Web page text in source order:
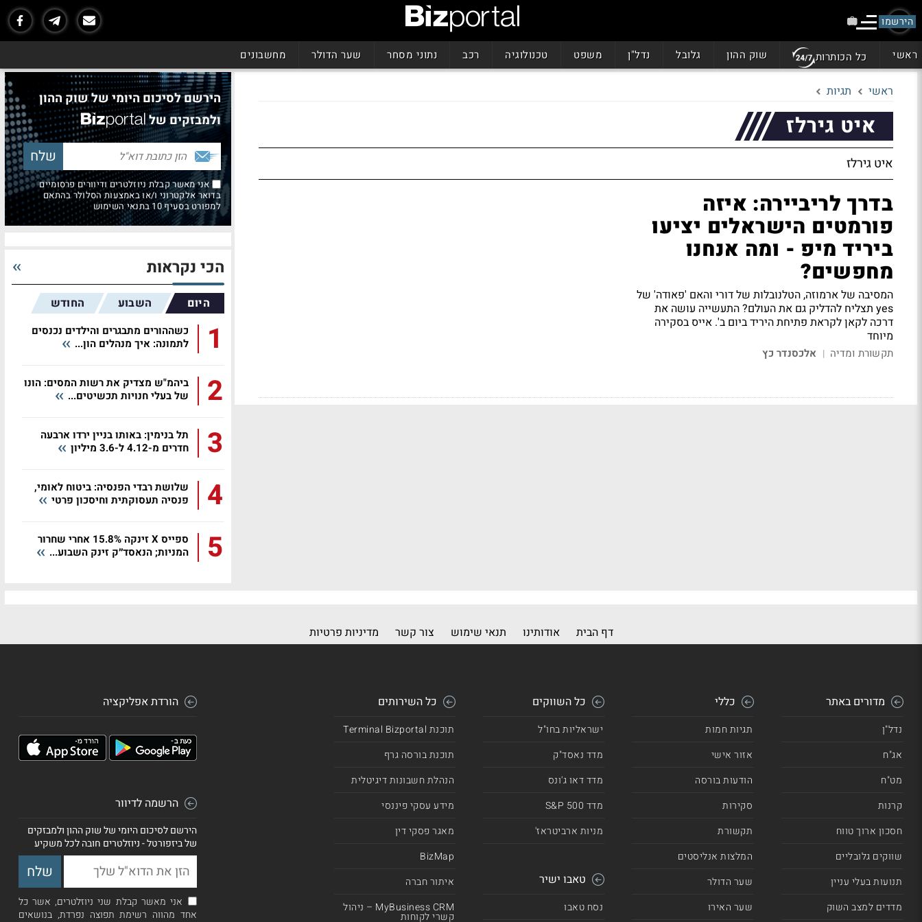
הירשמו
ראשי כל הכותרות שוק ההון גלובל נדל"ן משפט טכנולוגיה רכב נתוני מסחר שער הדולר מחשבונים
ראשי תגיות
איט גירלז
איט גירלז
בדרך לריביירה: איזה
פורמטים הישראלים יציעו
ביריד מיפ - ומה אנחנו
מחפשים?
המסיבה של ארמוזה, הטלנובלות של דורי והאם 'פאודה' של
yes תצליח להדליק גם את העולם? התעשייה עושה את
דרכה לקאן לקראת פתיחת היריד ביום ב'. אייס בסקירה
מיוחד
תקשורת ומדיה | אלכסנדר כץ
הירשם לסיכום היומי של שוק ההון
ולמבזקים של
אני מאשר קבלת ניוזלטרים ודיוורים פרסומיים
בדואר אלקטרוני ו/או באמצעות הסלולר בהתאם
למפורט בסעיף 10 בתנאי השימוש
הכי נקראות
היום השבוע החודש
1
כשההורים מתבגרים והילדים נכנסים
לתמונה: איך מנהלים הון...
2
ביהמ"ש מצדיק את רשות המסים: הונו
של בעלי חנויות תכשיטים...
3
תל בנימין: באותו בניין ירדו ארבעה
חדרים מ-4.12 ל-3.6 מיליון
4
שלושת רבדי הפנסיה: ביטוח לאומי,
פנסיה תעסוקתית וחיסכון פרטי
5
ספייס X זינקה 15.8% אחרי שחרור
המניות; הנאסד״ק זינק השבוע...
דף הבית אודותינו תנאי שימוש צור קשר מדיניות פרטיות
מדורים באתר
נדל"ן
אג"ח
מט"ח
קרנות
חסכון ארוך טווח
שווקים גלובליים
תנועות בעלי עניין
מדדים למצב השוק
כללי
תגיות חמות
אזור אישי
הודעות בורסה
סקירות
תקשורת
המלצות אנליסטים
שער הדולר
שער האירו
כל השווקים
ישראליות בחו"ל
מדד נאסד"ק
מדד דאו ג'ונס
מדד 500 S&P
מניות ארביטראז'
טאבו ישיר
נסח טאבו
כל השירותים
תוכנת Terminal Bizportal
תוכנת בורסה גרף
הנהלת חשבונות דיגיטלית
מידע עסקי פיננסי
מאגר פסקי דין
BizMap
איתור חברה
MyBusiness CRM – ניהול
קשרי לקוחות
הורדת אפליקציה
הרשמה לדיוור
הירשם לסיכום היומי של שוק ההון ולמבזקים
של ביזפורטל - ניוזלטרים חובה לכל משקיע
אני מאשר קבלת שני ניוזלטרים, אשר כל
אחד מהווה רשימת תפוצה נפרדת, בנושאים